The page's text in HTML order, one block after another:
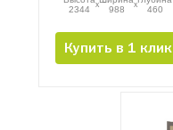
2344
x
988
x
460
Купить в 1 клик